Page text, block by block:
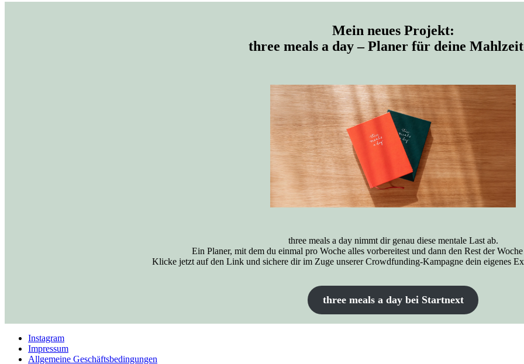
Mein neues Projekt:
three meals a day – Planer für deine
three meals a day nimmt dir genau diese mentale Last ab.
Ein Planer, mit dem du einmal pro Woche alles vorbereitest und dann den Rest der
Klicke jetzt auf den Link und sichere dir im Zuge unserer Crowdfunding-Kampagne dein eigenes
three meals a day bei Startnext
Instagram
Impressum
Allgemeine Geschäftsbedingungen